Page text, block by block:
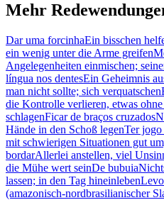
Mehr
Dar uma forcinhaEin bisschen
ein wenig unter die Arme greifen
Angelegenheiten einmischen;
língua nos dentesEin Geheimnis
man nicht sollte; sich verquatschen
die Kontrolle verlieren, etwas
schlagenFicar de braços cruzados
Hände in den Schoß legenTer jogo
mit schwierigen Situationen gut
bordarAllerlei anstellen, viel
die Mühe wert seinDe bubuia
lassen; in den Tag hineinleben
(amazonisch-nordbrasilianischer